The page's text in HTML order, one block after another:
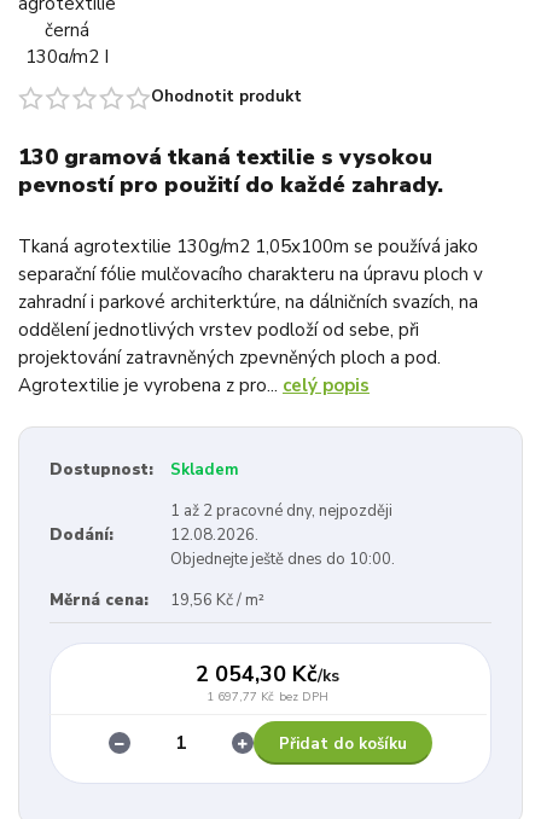
Ohodnotit produkt
130 gramová tkaná textilie s vysokou
pevností pro použití do každé zahrady.
Tkaná agrotextilie 130g/m2 1,05x100m se používá jako
separační fólie mulčovacího charakteru na úpravu ploch v
zahradní i parkové architerktúre, na dálničních svazích, na
oddělení jednotlivých vrstev podloží od sebe, při
projektování zatravněných zpevněných ploch a pod.
Agrotextilie je vyrobena z pro... celý popis
Dostupnost: Skladem
Dodání:
1 až 2 pracovné dny, nejpozději
12.08.2026.
Objednejte ještě dnes do 10:00.
Měrná cena:
19,56 Kč / m²
2 054,30 Kč/ks
1 697,77 Kč bez DPH
Přidat do košíku